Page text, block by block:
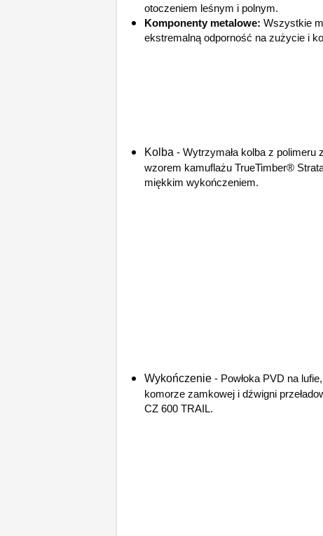
otoczeniem leśnym i polnym.
Komponenty metalowe: Wszystkie
ekstremalną odporność na zużycie i
Kolba - Wytrzymała kolba z polimeru z
wzorem kamuflażu TrueTimber®
miękkim wykończeniem.
Wykończenie- Powłoka PVD na lufie,
komorze zamkowej i dźwigni
CZ 600 TRAIL.